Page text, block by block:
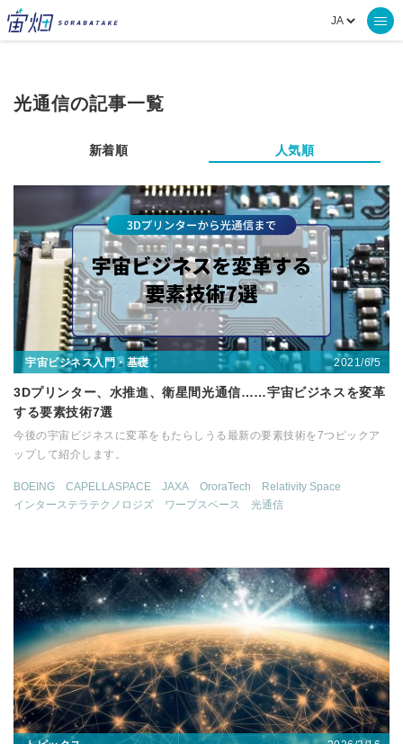
光通信の記事一覧
新着順 人気順
宇宙ビジネス入門・基礎 2021/6/5
3Dプリンター、水推進、衛星間光通信……宇宙ビジネスを変革
する要素技術7選
今後の宇宙ビジネスに変革をもたらしうる最新の要素技術を7つピックア
ップして紹介します。
BOEING CAPELLASPACE JAXA OroraTech
Relativity Space
インターステラテクノロジズ
ワープスペース 光通信